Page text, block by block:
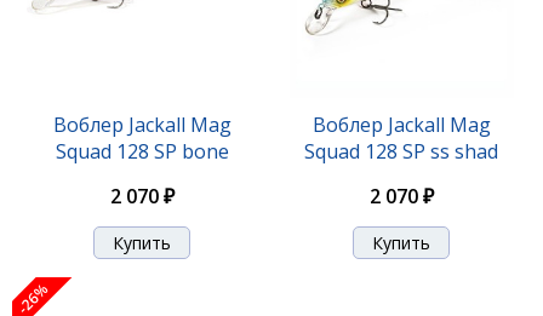
Воблер Jackall Mag
Squad 128 SP bone
2 070 ₽
Воблер Jackall Mag
Squad 128 SP ss shad
2 070 ₽
-26%